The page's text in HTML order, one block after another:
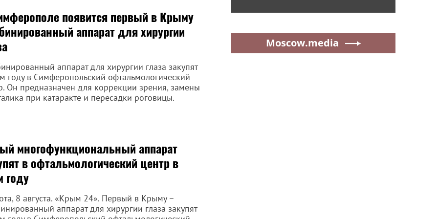
появится первый в Крыму
аппарат для хирургии
аппарат для хирургии глаза закупят
году в Симферопольский офтальмологический
Он предназначен для коррекции зрения, замены
при катаракте и пересадки роговицы.
многофункциональный аппарат
в офтальмологический центр в
году
8 августа. «Крым 24». Первый в Крыму –
аппарат для хирургии глаза закупят
Moscow.media